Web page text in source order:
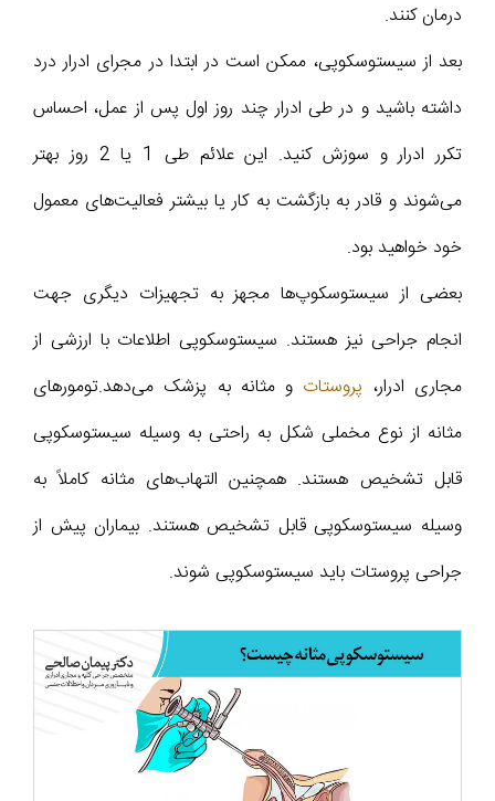
درمان کنند.
بعد از سیستوسکوپی، ممکن است در ابتدا در مجرای ادرار درد
داشته باشید و در طی ادرار چند روز اول پس از عمل، احساس
تکرر ادرار و سوزش کنید. این علائم طی 1 یا 2 روز بهتر
می‌شوند و قادر به بازگشت به کار یا بیشتر فعالیت‌های معمول
خود خواهید بود.
بعضی از سیستوسکوپ‌ها مجهز به تجهیزات دیگری جهت
انجام جراحی نیز هستند. سیستوسکوپی اطلاعات با ارزشی از
مجاری ادرار، پروستات و مثانه به پزشک می‌دهد.تومورهای
مثانه از نوع مخملی شکل به راحتی به وسیله سیستوسکوپی
قابل تشخیص هستند. همچنین التهاب‌های مثانه کاملاً به
وسیله سیستوسکوپی قابل تشخیص هستند. بیماران پیش از
جراحی پروستات باید سیستوسکوپی شوند.